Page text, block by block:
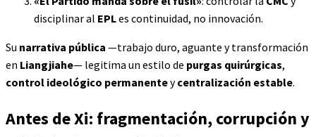
disciplinar al EPLes continuidad, no innovación.
Su narrativa pública —trabajo duro, aguante y transformación
en Liangjiahe— legitima un estilo de purgas quirúrgicas,
control ideológico permanenteycentralización estable.
Antes de Xi: fragmentación, corrupción y